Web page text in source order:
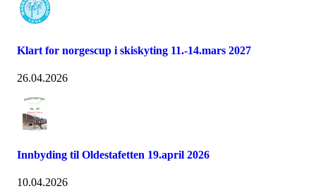
Klart for norgescup i skiskyting 11.-14.mars 2027
26.04.2026
Innbyding til Oldestafetten 19.april 2026
10.04.2026